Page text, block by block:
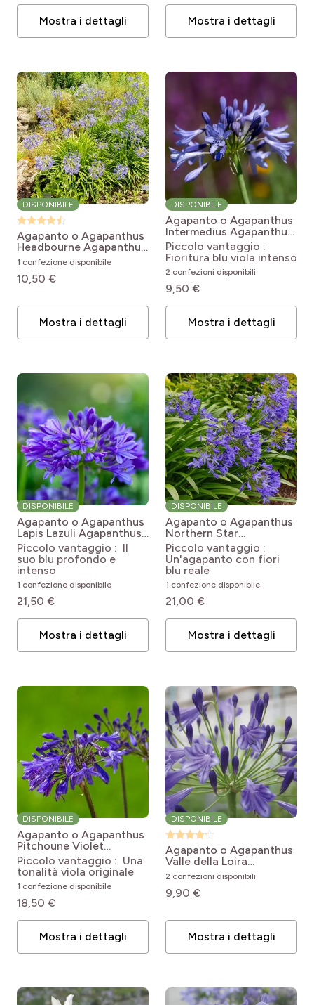
Mostra i dettagli Mostra i dettagli
DISPONIBILE
Agapanto o Agapanthus
Headbourne Agapanthus
Hybride Headbourne Blue
1 confezione disponibile
10,50 €
Mostra i dettagli
DISPONIBILE
Agapanto o Agapanthus
Intermedius Agapanthus
inapertus Intermedius
Piccolo vantaggio :
Fioritura blu viola intenso
2 confezioni disponibili
9,50 €
Mostra i dettagli
DISPONIBILE
Agapanto o Agapanthus
Lapis Lazuli Agapanthus
Lapis Lazuli
Piccolo vantaggio : Il
suo blu profondo e
intenso
1 confezione disponibile
21,50 €
Mostra i dettagli
DISPONIBILE
Agapanto o Agapanthus
Northern Star
Agapanthus Northern
Star
Piccolo vantaggio :
Un'agapanto con fiori
blu reale
1 confezione disponibile
21,00 €
Mostra i dettagli
DISPONIBILE
Agapanto o Agapanthus
Pitchoune Violet
Agapanthus x africanus
Pitchoune Violet
Piccolo vantaggio : Una
tonalità viola originale
1 confezione disponibile
18,50 €
Mostra i dettagli
DISPONIBILE
Agapanto o Agapanthus
Valle della Loira
Agapanthus x Vallée de
la Loire
2 confezioni disponibili
9,90 €
Mostra i dettagli